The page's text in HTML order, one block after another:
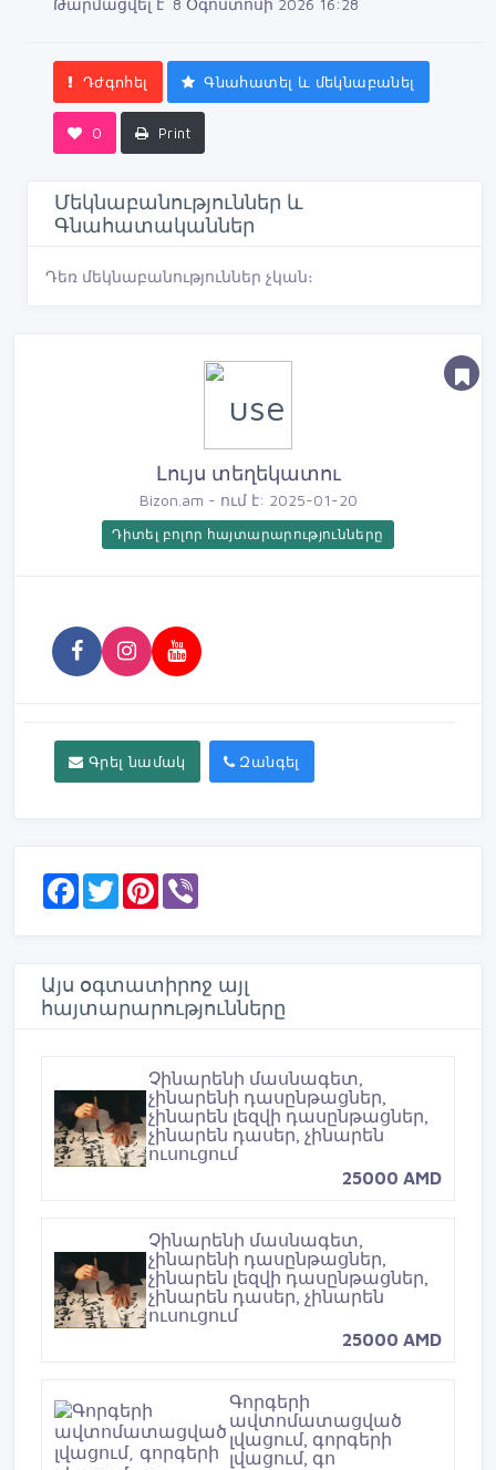
Դժգոհել Գնահատել և մեկնաբանել
0 Print
Մեկնաբանություններ և
Գնահատականներ
Դեռ մեկնաբանություններ չկան։
Լույս տեղեկատու
Bizon.am - ում է: 2025-01-20
Դիտել բոլոր հայտարարությունները
Գրել նամակ Զանգել
F
o
k
T
w
r
P
e
s
Այս օգտատիրոջ այլ
հայտարարությունները
Չինարենի մասնագետ,
չինարենի դասընթացներ,
չինարեն լեզվի դասընթացներ,
չինարեն դասեր, չինարեն
ուսուցում
25000 AMD
Չինարենի մասնագետ,
չինարենի դասընթացներ,
չինարեն լեզվի դասընթացներ,
չինարեն դասեր, չինարեն
ուսուցում
25000 AMD
Գորգերի
ավտոմատացված
լվացում, գորգերի
լվացում, գո